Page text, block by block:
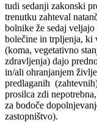
tudi sedanji zakonski
trenutku zahteval
bolnike že sedaj
bolečine in trpljenja, ki
(koma, vegetativno
zdravljenja) dajo
in/ali ohranjanjem
predlaganih
prosilca zdi
za bodoče
zastopništvo).